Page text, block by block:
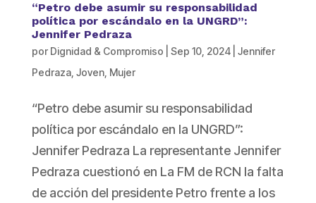
“Petro debe asumir su responsabilidad
política por escándalo en la UNGRD”:
Jennifer Pedraza
por Dignidad & Compromiso Sep 10, 2024| Jennifer
Pedraza, Joven, Mujer
“Petro debe asumir su responsabilidad
política por escándalo en la UNGRD”:
Jennifer Pedraza La representante Jennifer
Pedraza cuestionó en La FM de RCN la falta
de acción del presidente Petro frente a los